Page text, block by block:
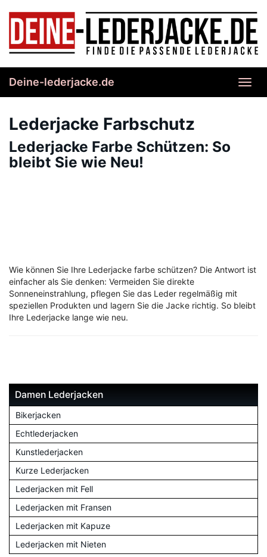
content
Deine-lederjacke.de
Lederjacke Farbschutz
Lederjacke Farbe Schützen: So
bleibt Sie wie Neu!
Wie können Sie Ihre Lederjacke farbe schützen? Die Antwort ist
einfacher als Sie denken: Vermeiden Sie direkte
Sonneneinstrahlung, pflegen Sie das Leder regelmäßig mit
speziellen Produkten und lagern Sie die Jacke richtig. So bleibt
Ihre Lederjacke lange wie neu.
Damen Lederjacken
Bikerjacken
Echtlederjacken
Kunstlederjacken
Kurze Lederjacken
Lederjacken mit Fell
Lederjacken mit Fransen
Lederjacken mit Kapuze
Lederjacken mit Nieten